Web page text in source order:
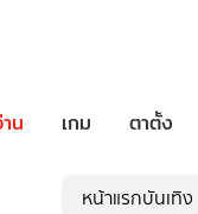
น เกม ตาตั้ง
หน้าแรกบันเทิง